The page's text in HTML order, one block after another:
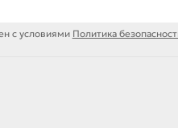
с условиями Политика